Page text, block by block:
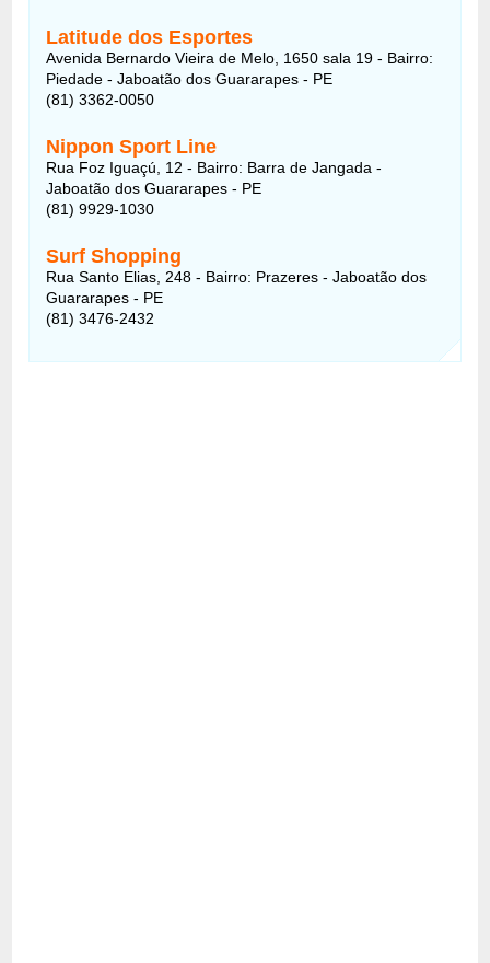
Latitude dos Esportes
Avenida Bernardo Vieira de Melo, 1650 sala 19 - Bairro:
Piedade - Jaboatão dos Guararapes - PE
(81) 3362-0050
Nippon Sport Line
Rua Foz Iguaçú, 12 - Bairro: Barra de Jangada -
Jaboatão dos Guararapes - PE
(81) 9929-1030
Surf Shopping
Rua Santo Elias, 248 - Bairro: Prazeres - Jaboatão dos
Guararapes - PE
(81) 3476-2432